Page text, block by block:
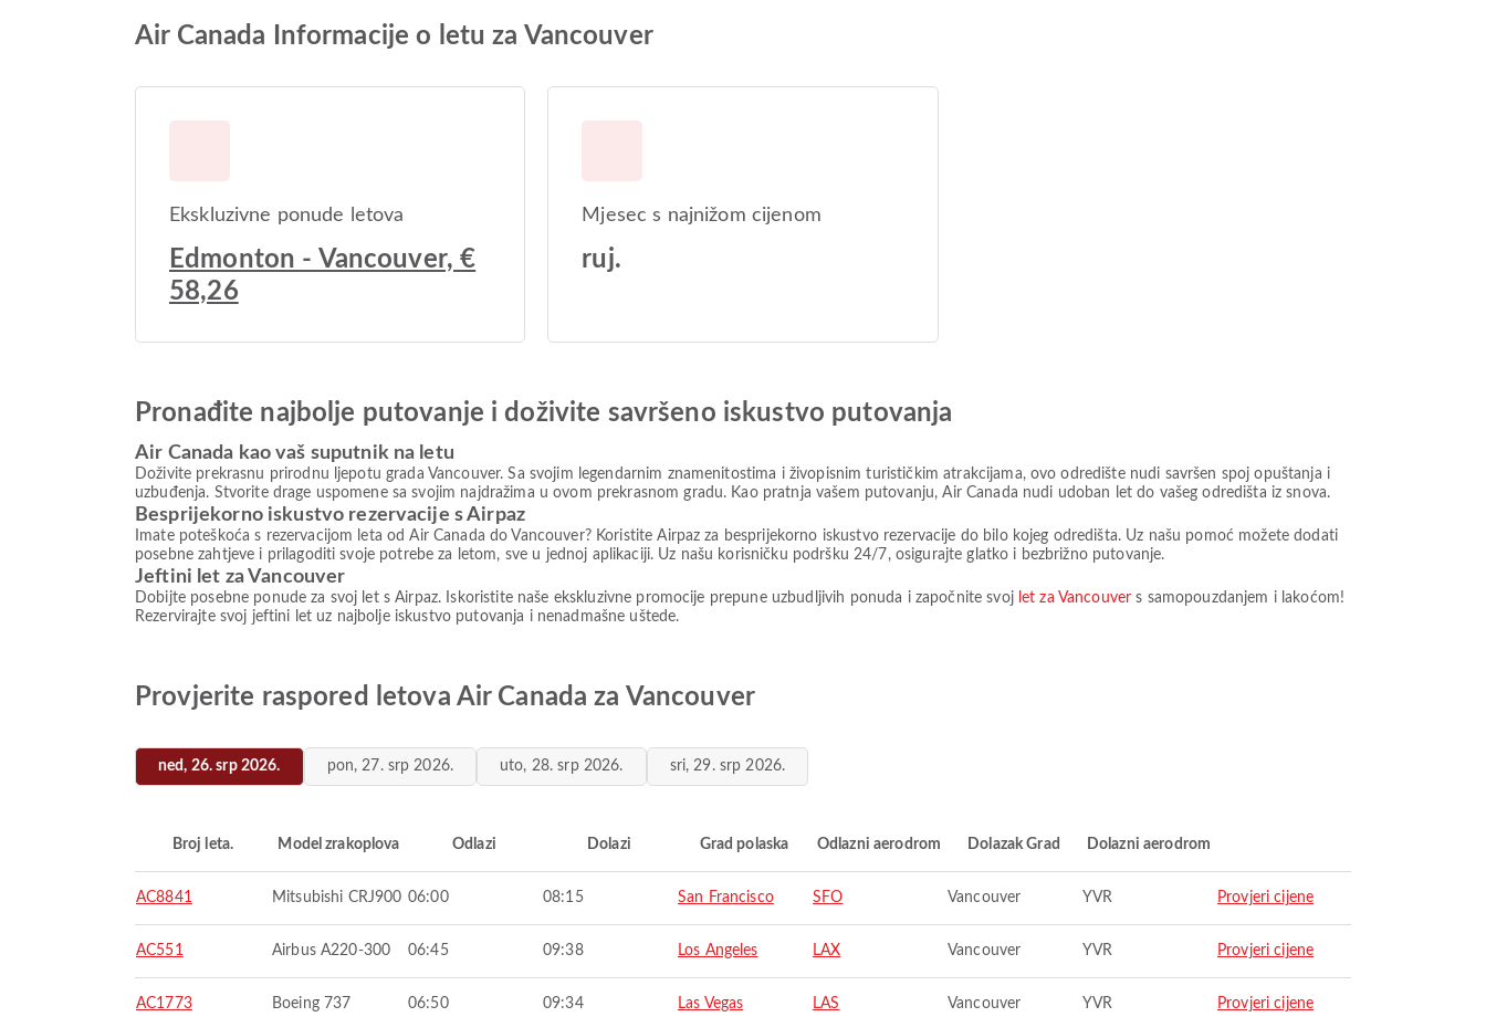
Air Canada Informacije o letu za Vancouver
Ekskluzivne ponude letova
Edmonton - Vancouver, €
58,26
Mjesec s najnižom cijenom
ruj.
Pronađite najbolje putovanje i doživite savršeno iskustvo putovanja
Air Canada kao vaš suputnik na letu
Doživite prekrasnu prirodnu ljepotu grada Vancouver. Sa svojim legendarnim znamenitostima i živopisnim turističkim atrakcijama, ovo odredište nudi savršen spoj opuštanja i
uzbuđenja. Stvorite drage uspomene sa svojim najdražima u ovom prekrasnom gradu. Kao pratnja vašem putovanju, Air Canada nudi udoban let do vašeg odredišta iz snova.
Besprijekorno iskustvo rezervacije s Airpaz
Imate poteškoća s rezervacijom leta od Air Canada do Vancouver? Koristite Airpaz za besprijekorno iskustvo rezervacije do bilo kojeg odredišta. Uz našu pomoć možete dodati
posebne zahtjeve i prilagoditi svoje potrebe za letom, sve u jednoj aplikaciji. Uz našu korisničku podršku 24/7, osigurajte glatko i bezbrižno putovanje.
Jeftini let za Vancouver
Dobijte posebne ponude za svoj let s Airpaz. Iskoristite naše ekskluzivne promocije prepune uzbudljivih ponuda i započnite svoj let za Vancouver s samopouzdanjem i lakoćom!
Rezervirajte svoj jeftini let uz najbolje iskustvo putovanja i nenadmašne uštede.
Provjerite raspored letova Air Canada za Vancouver
ned, 26. srp 2026. pon, 27. srp 2026. uto, 28. srp 2026. sri, 29. srp 2026.
Broj leta. Model zrakoplova Odlazi Dolazi Grad polaska Odlazni aerodrom Dolazak Grad Dolazni aerodrom
AC8841 Mitsubishi CRJ900 06:00 08:15 San Francisco SFO Vancouver YVR Provjeri cijene
AC551 Airbus A220-300 06:45 09:38 Los Angeles LAX Vancouver YVR Provjeri cijene
AC1773 Boeing 737 06:50 09:34 Las Vegas LAS Vancouver YVR Provjeri cijene